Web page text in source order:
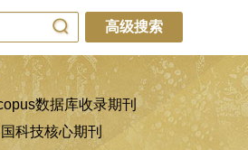
高级搜索
数据库收录期刊
科技核心期刊